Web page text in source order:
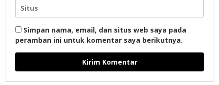
Simpan nama, email, dan situs web saya pada
peramban ini untuk komentar saya berikutnya.